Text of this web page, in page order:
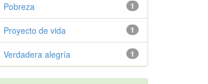
1
Pobreza
1
Proyecto de vida
1
Verdadera alegría